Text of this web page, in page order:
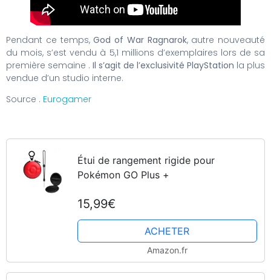
Pendant ce temps,God of War Ragnarok, autre nouveauté
du mois, s’est vendu à 5,1 millions d’exemplaires lors de sa
première semaine . Il s’agit de l’exclusivité PlayStation la plus
vendue d’un studio interne.
Source . Eurogamer
Étui de rangement rigide pour
Pokémon GO Plus +
15,99€
ACHETER
Amazon.fr